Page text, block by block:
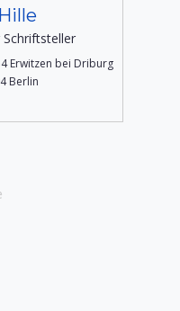
Erwitzen bei Driburg
Berlin